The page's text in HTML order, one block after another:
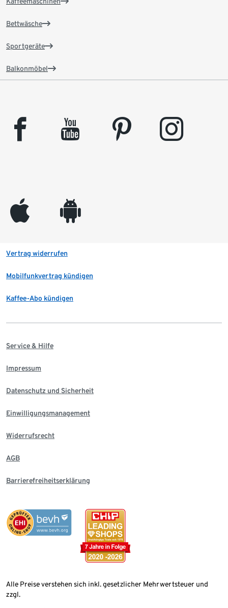
Bettwäsche
Sportgeräte
Balkonmöbel
facebook youtube pinterest instagram
appleinc android
Vertrag widerrufen
Mobilfunkvertrag kündigen
Kaffee-Abo kündigen
Service & Hilfe
Impressum
Datenschutz und Sicherheit
Einwilligungsmanagement
Widerrufsrecht
AGB
Barrierefreiheitserklärung
Alle Preise verstehen sich inkl. gesetzlicher Mehrwertsteuer und
zzgl.